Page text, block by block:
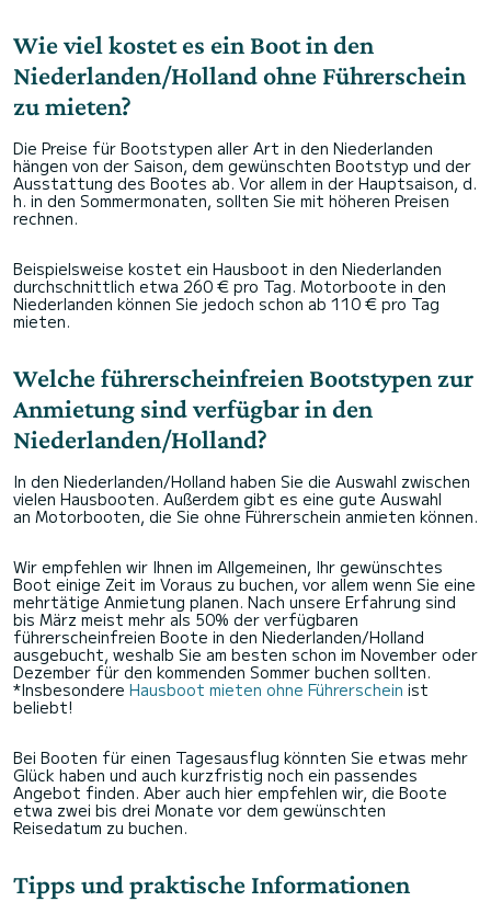
Wie viel kostet es ein Boot in den
Niederlanden/Holland ohne Führerschein
zu mieten?
Die Preise für Bootstypen aller Art in den Niederlanden
hängen von der Saison, dem gewünschten Bootstyp und der
Ausstattung des Bootes ab. Vor allem in der Hauptsaison, d.
h. in den Sommermonaten, sollten Sie mit höheren Preisen
rechnen.
Beispielsweise kostet ein Hausboot in den Niederlanden
durchschnittlich etwa 260 € pro Tag. Motorboote in den
Niederlanden können Sie jedoch schon ab 110 € pro Tag
mieten.
Welche führerscheinfreien Bootstypen zur
Anmietung sind verfügbar in den
Niederlanden/Holland?
In den Niederlanden/Holland haben Sie die Auswahl zwischen
vielen Hausbooten. Außerdem gibt es eine gute Auswahl
an Motorbooten, die Sie ohne Führerschein anmieten können.
Wir empfehlen wir Ihnen im Allgemeinen, Ihr gewünschtes
Boot einige Zeit im Voraus zu buchen, vor allem wenn Sie eine
mehrtätige Anmietung planen. Nach unsere Erfahrung sind
bis März meist mehr als 50% der verfügbaren
führerscheinfreien Boote in den Niederlanden/Holland
ausgebucht, weshalb Sie am besten schon im November oder
Dezember für den kommenden Sommer buchen sollten.
*Insbesondere Hausboot mieten ohne Führerschein ist
beliebt!
Bei Booten für einen Tagesausflug könnten Sie etwas mehr
Glück haben und auch kurzfristig noch ein passendes
Angebot finden. Aber auch hier empfehlen wir, die Boote
etwa zwei bis drei Monate vor dem gewünschten
Reisedatum zu buchen.
Tipps und praktische Informationen